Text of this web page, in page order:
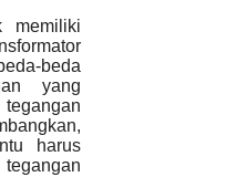
memiliki
beda
yang
harus